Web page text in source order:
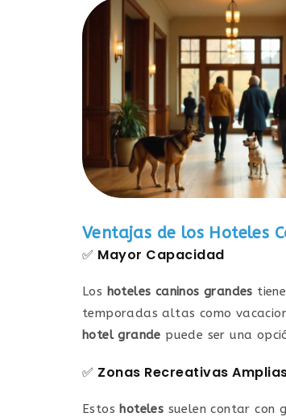
Ventajas de los Hoteles
✅ Mayor Capacidad
Los hoteles caninos grandes
temporadas altas como
hotel grande puede ser una
✅ Zonas Recreativas
Estos hoteles suelen contar con